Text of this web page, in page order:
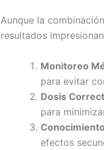
Aunque la
resultados
Monitoreo
para evitar
Dosis
para
efectos